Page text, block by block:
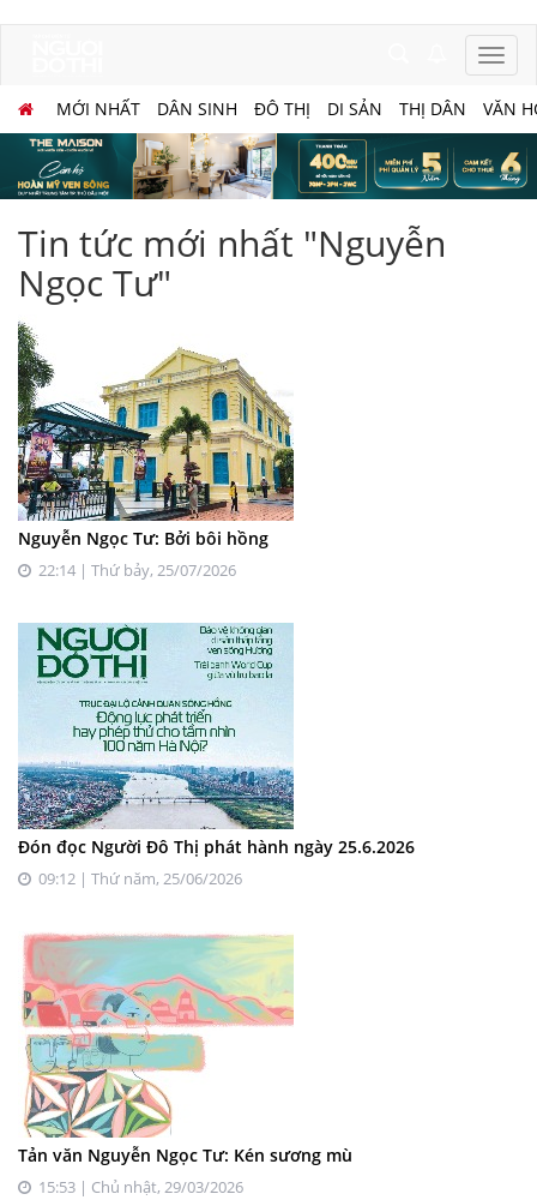
MỚI NHẤT DÂN SINH ĐÔ THỊ DI SẢN THỊ DÂN VĂN
Tin tức mới nhất "Nguyễn
Ngọc Tư"
Nguyễn Ngọc Tư: Bởi bôi hồng
22:14 | Thứ bảy, 25/07/2026
Đón đọc Người Đô Thị phát hành ngày 25.6.2026
09:12 | Thứ năm, 25/06/2026
Tản văn Nguyễn Ngọc Tư: Kén sương mù
15:53 | Chủ nhật, 29/03/2026